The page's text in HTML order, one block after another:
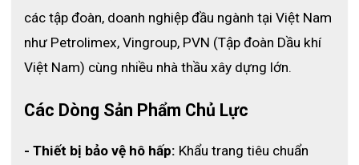
các tập đoàn, doanh nghiệp đầu ngành tại Việt Nam
như Petrolimex, Vingroup, PVN (Tập đoàn Dầu khí
Việt Nam) cùng nhiều nhà thầu xây dựng lớn.
Các Dòng Sản Phẩm Chủ Lực
- Thiết bị bảo vệ hô hấp: Khẩu trang tiêu chuẩn